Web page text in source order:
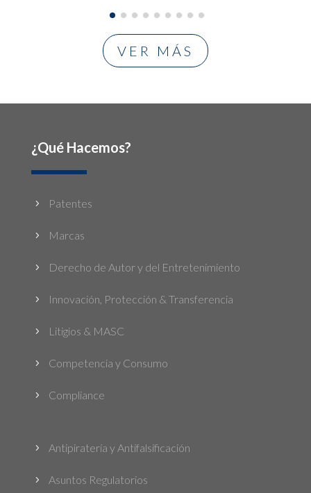
VER MÁS
¿Qué Hacemos?
5 Patentes
5 Marcas
5 Derecho de Autor y del Entretenimiento
5 Innovación, Protección & Transferencia
5 Litigios & MASC
5 Competencia y Consumo
5 Compliance
5 Antipiratería y Antifalsificación
5 Asuntos Regulatorios